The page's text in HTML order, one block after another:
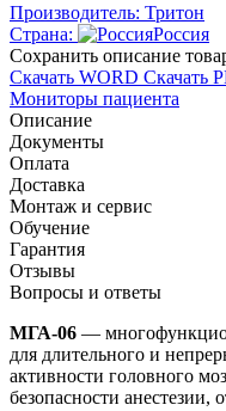
Производитель: Тритон
Страна:
Россия
Cохранить описание
Скачать WORD Скачать
Мониторы пациента
Описание
Документы
Оплата
Доставка
Монтаж и сервис
Обучение
Гарантия
Отзывы
Вопросы и ответы
МГА-06 —
для длительного и
активности головного
безопасности анестезии,